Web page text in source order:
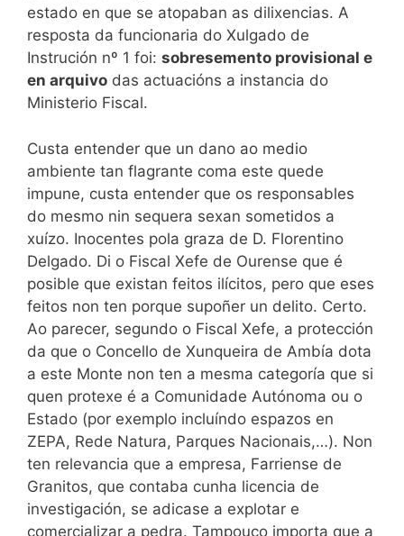
estado en que se atopaban as dilixencias. A
resposta da funcionaria do Xulgado de
Instrución nº 1 foi: sobresemento provisional e
en arquivo das actuacións a instancia do
Ministerio Fiscal.
Custa entender que un dano ao medio
ambiente tan flagrante coma este quede
impune, custa entender que os responsables
do mesmo nin sequera sexan sometidos a
xuízo. Inocentes pola graza de D. Florentino
Delgado. Di o Fiscal Xefe de Ourense que é
posible que existan feitos ilícitos, pero que eses
feitos non ten porque supoñer un delito. Certo.
Ao parecer, segundo o Fiscal Xefe, a protección
da que o Concello de Xunqueira de Ambía dota
a este Monte non ten a mesma categoría que si
quen protexe é a Comunidade Autónoma ou o
Estado (por exemplo incluíndo espazos en
ZEPA, Rede Natura, Parques Nacionais,…). Non
ten relevancia que a empresa, Farriense de
Granitos, que contaba cunha licencia de
investigación, se adicase a explotar e
comercializar a pedra. Tampouco importa que a